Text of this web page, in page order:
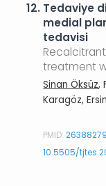
12. Tedaviye
medial
tedavisi
treatment
Sinan Öksüz,
Karagöz,
PMID:26388279
10.5505/